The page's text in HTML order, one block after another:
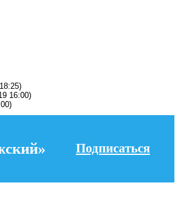
16:00)
Подписаться